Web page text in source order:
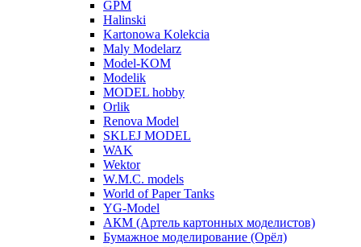
GPM
Halinski
Kartonowa Kolekcia
Maly Modelarz
Model-KOM
Modelik
MODEL hobby
Orlik
Renova Model
SKLEJ MODEL
WAK
Wektor
W.M.C. models
World of Paper Tanks
YG-Model
АКМ (Артель картонных моделистов)
Бумажное моделирование (Орёл)